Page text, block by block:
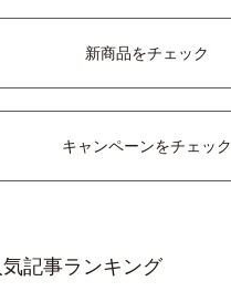
新商品をチェック
キャンペーンをチェック
記事ランキング